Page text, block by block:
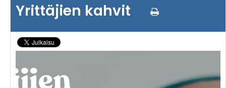
Yrittäjien kahvit